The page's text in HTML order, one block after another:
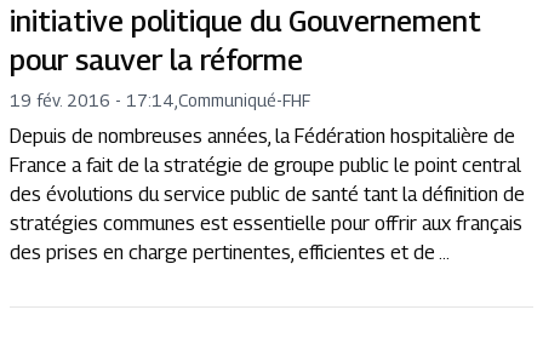
initiative politique du Gouvernement
pour sauver la réforme
19 fév. 2016 - 17:14 Communiqué-FHF
Depuis de nombreuses années, la Fédération hospitalière de
France a fait de la stratégie de groupe public le point central
des évolutions du service public de santé tant la définition de
stratégies communes est essentielle pour offrir aux français
des prises en charge pertinentes, efficientes et de ...